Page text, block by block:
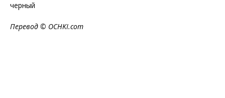
черный
Перевод © OCHKI.com